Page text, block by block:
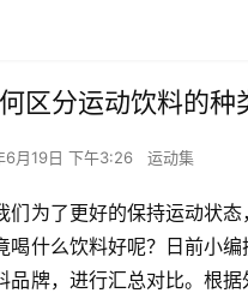
区分运动饮料的种
6月19日 下午3:26 运动集
们为了更好的保持运动状
喝什么饮料好呢？日前小
品牌，进行汇总对比。根